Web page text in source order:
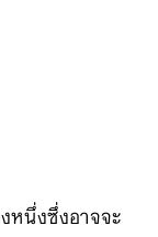
หนึ่งซึ่งอาจจะ